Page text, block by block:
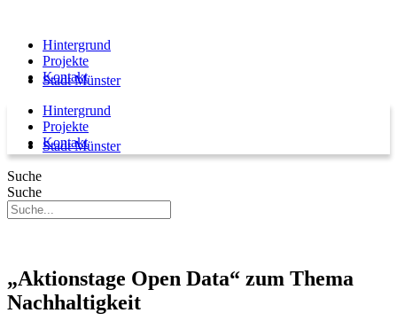
Hintergrund
Projekte
Kontakt
Stadt Münster
Hintergrund
Projekte
Kontakt
Stadt Münster
Suche
Suche
„Aktionstage Open Data“ zum Thema
Nachhaltigkeit